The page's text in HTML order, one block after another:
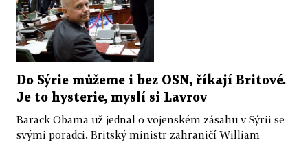
Do Sýrie můžeme i bez OSN, říkají Britové.
Je to hysterie, myslí si Lavrov
Barack Obama už jednal o vojenském zásahu v Sýrii se
svými poradci. Britský ministr zahraničí William